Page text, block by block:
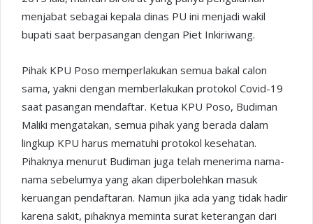
menjabat sebagai kepala dinas PU ini menjadi wakil
bupati saat berpasangan dengan Piet Inkiriwang.
Pihak KPU Poso memperlakukan semua bakal calon
sama, yakni dengan memberlakukan protokol Covid-19
saat pasangan mendaftar. Ketua KPU Poso, Budiman
Maliki mengatakan, semua pihak yang berada dalam
lingkup KPU harus mematuhi protokol kesehatan.
Pihaknya menurut Budiman juga telah menerima nama-
nama sebelumya yang akan diperbolehkan masuk
keruangan pendaftaran. Namun jika ada yang tidak hadir
karena sakit, pihaknya meminta surat keterangan dari